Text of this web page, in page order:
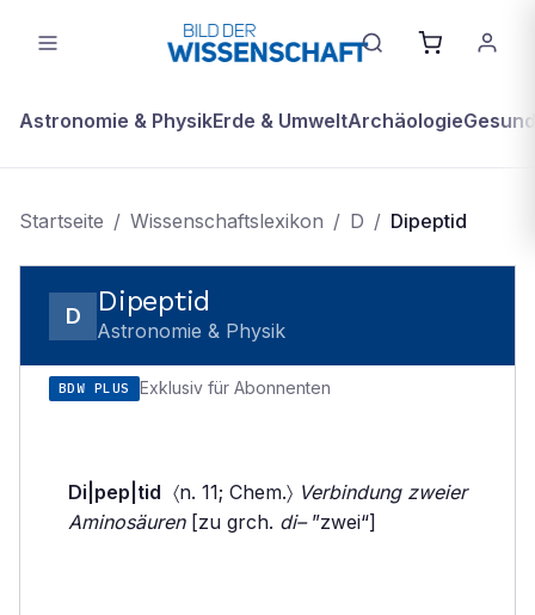
Astronomie & PhysikErde & UmweltArchäologie
Startseite / Wissenschaftslexikon / D / Dipeptid
D Dipeptid
Astronomie & Physik
BDW PLUS Exklusiv für Abonnenten
Di|pep|tid 〈n. 11; Chem.〉 Verbindung zweier
Aminosäuren[zu grch. di–”zwei“]